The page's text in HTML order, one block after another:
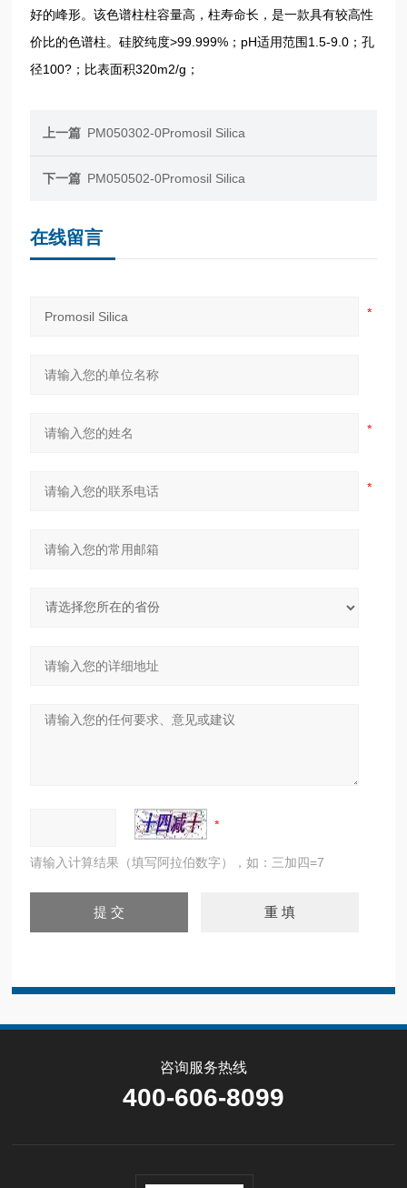
好的峰形。该色谱柱柱容量高，柱寿命长，是一款具有较高性
价比的色谱柱。硅胶纯度>99.999%；pH适用范围1.5-9.0；孔
径100?；比表面积320m2/g；
上一篇 PM050302-0Promosil Silica
下一篇 PM050502-0Promosil Silica
在线留言
请输入计算结果（填写阿拉伯数字），如：三加四=7
咨询服务热线
400-606-8099